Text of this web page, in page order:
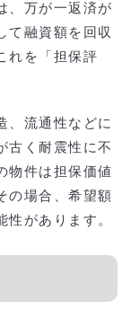
、万が一返済が
て融資額を回収
れを「担保評
、流通性などに
古く耐震性に不
物件は担保価値
の場合、希望額
性があります。